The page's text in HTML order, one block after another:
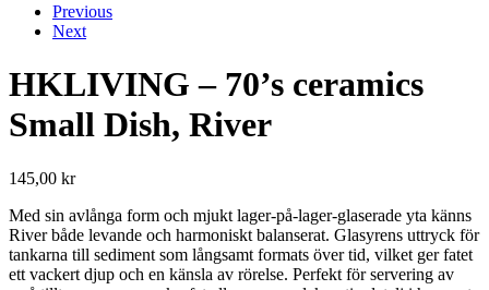
Previous
Next
HKLIVING – 70’s ceramics
Small Dish, River
145,00 kr
Med sin avlånga form och mjukt lager-på-lager-glaserade yta känns
River både levande och harmoniskt balanserat. Glasyrens uttryck för
tankarna till sediment som långsamt formats över tid, vilket ger fatet
ett vackert djup och en känsla av rörelse. Perfekt för servering av